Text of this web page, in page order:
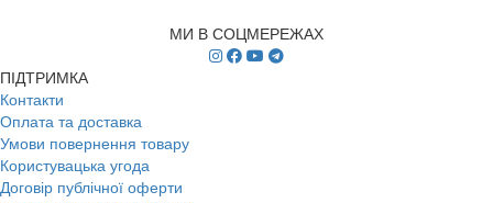
МИ В СОЦМЕРЕЖАХ
ПІДТРИМКА
Контакти
Оплата та доставка
Умови повернення товару
Користувацька угода
Договір публічної оферти